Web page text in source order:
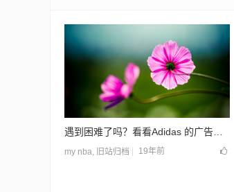
my nba 旧站归档 19年前